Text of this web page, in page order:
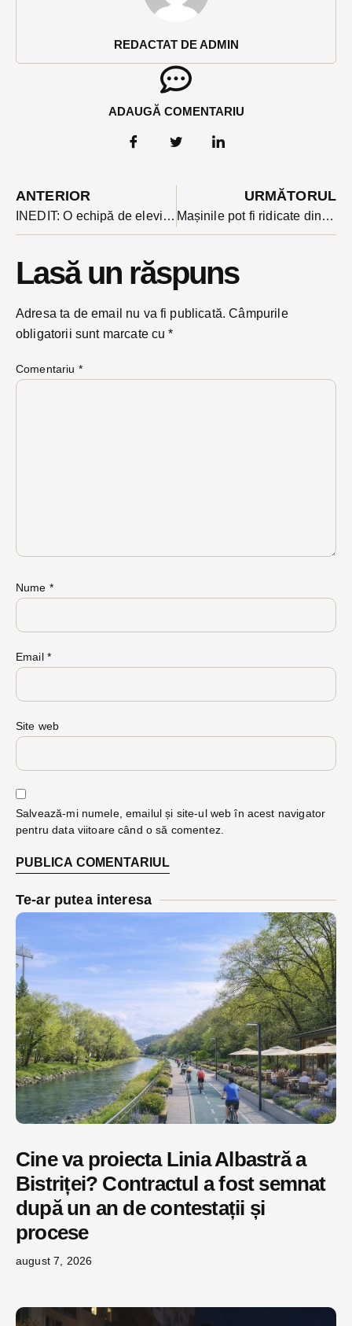
REDACTAT DE ADMIN
ADAUGĂ COMENTARIU
ANTERIOR
INEDIT: O echipă de elevi de la CNLR programează roboți pentru o competiție internațională. În martie dispută finala națională pentru USA
URMĂTORUL
Mașinile pot fi ridicate din nou de pe străzi, spune legea. Bistrița mai așteaptă, Clujul a trecut la fapte
Lasă un răspuns
Adresa ta de email nu va fi publicată. Câmpurile
obligatorii sunt marcate cu*
Comentariu *
Nume *
Email *
Site web
Salvează-mi numele, emailul și site-ul web în acest navigator
pentru data viitoare când o să comentez.
Te-ar putea interesa
Cine va proiecta Linia Albastră a
Bistriței? Contractul a fost semnat
după un an de contestații și
procese
august 7, 2026